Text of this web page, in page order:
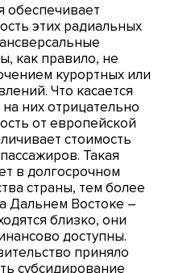
обеспечивает
этих радиальных
как правило, не
курортных или
Что касается
них отрицательно
от европейской
стоимость
Такая
в долгосрочном
страны, тем более
Дальнем Востоке –
близко, они
доступны.
приняло
субсидирование